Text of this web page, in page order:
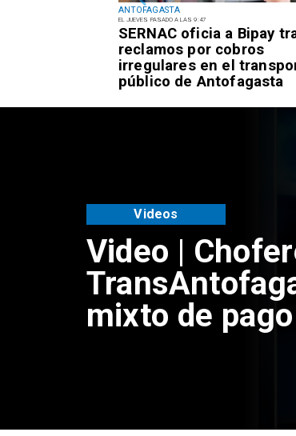
ANTOFAGASTA
EL JUEVES PASADO A LAS 9:47
SERNAC oficia a Bipay
reclamos por cobros
irregulares en el
público de Antofagasta
Video |
mixto de pago
Videos